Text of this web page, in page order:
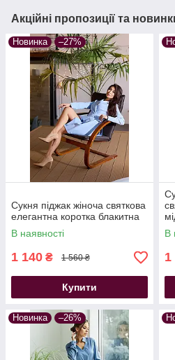
Акційні пропозиції та
Новинка –27%
Сукня піджак жіноча святкова
елегантна коротка блакитна
В наявності
1 140 ₴ 1 560 ₴
Купити
В
1
Новинка –26%